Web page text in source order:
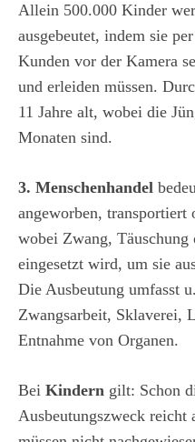
Allein 500.000 Kinder
ausgebeutet, indem sie
Kunden vor der Kamera
und erleiden müssen.
11 Jahre alt, wobei die
Monaten sind.
3. Menschenhandel
angeworben, transportiert
wobei Zwang, Täuschung
eingesetzt wird, um sie
Die Ausbeutung umfasst
Zwangsarbeit, Sklaverei,
Entnahme von Organen.
Bei Kindern gilt: Schon
Ausbeutungszweck reicht